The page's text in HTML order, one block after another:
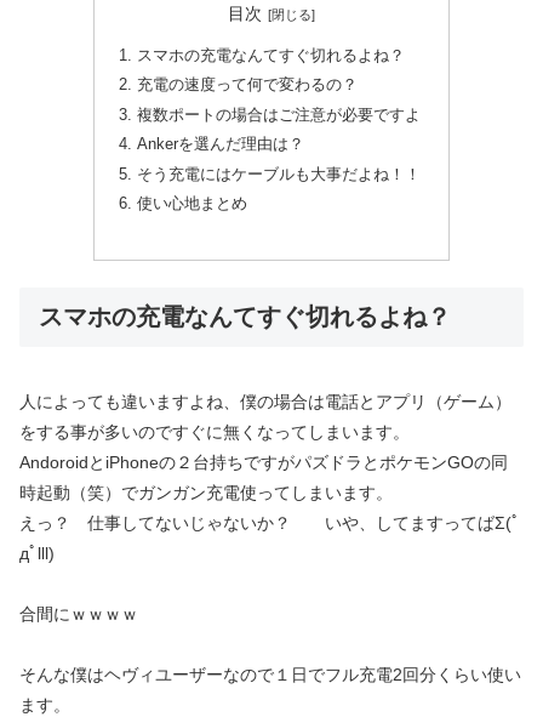
目次
スマホの充電なんてすぐ切れるよね？
充電の速度って何で変わるの？
複数ポートの場合はご注意が必要ですよ
Ankerを選んだ理由は？
そう充電にはケーブルも大事だよね！！
使い心地まとめ
スマホの充電なんてすぐ切れるよね？
人によっても違いますよね、僕の場合は電話とアプリ（ゲーム）
をする事が多いのですぐに無くなってしまいます。
AndoroidとiPhoneの２台持ちですがパズドラとポケモンGOの同
時起動（笑）でガンガン充電使ってしまいます。
えっ？ 仕事してないじゃないか？ いや、してますってばΣ(ﾟ
дﾟlll)
合間にｗｗｗｗ
そんな僕はヘヴィユーザーなので１日でフル充電2回分くらい使い
ます。